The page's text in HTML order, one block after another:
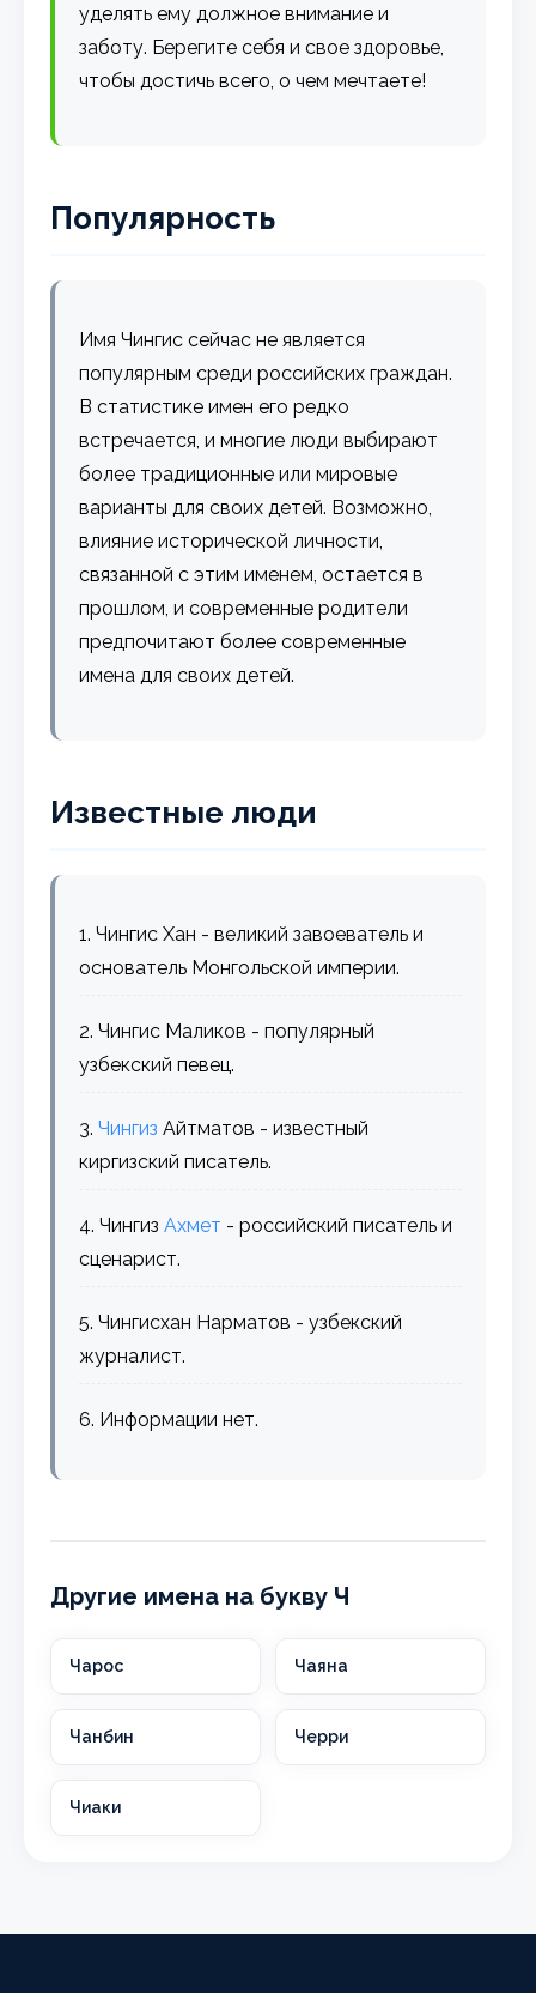
уделять ему должное внимание и
заботу. Берегите себя и свое здоровье,
чтобы достичь всего, о чем мечтаете!
Популярность
Имя Чингис сейчас не является
популярным среди российских граждан.
В статистике имен его редко
встречается, и многие люди выбирают
более традиционные или мировые
варианты для своих детей. Возможно,
влияние исторической личности,
связанной с этим именем, остается в
прошлом, и современные родители
предпочитают более современные
имена для своих детей.
Известные люди
1. Чингис Хан - великий завоеватель и
основатель Монгольской империи.
2. Чингис Маликов - популярный
узбекский певец.
3.Чингиз Айтматов - известный
киргизский писатель.
4. ЧингизАхмет - российский писатель и
сценарист.
5. Чингисхан Нарматов - узбекский
журналист.
6. Информации нет.
Другие имена на букву Ч
Чарос Чаяна
Чанбин Черри
Чиаки